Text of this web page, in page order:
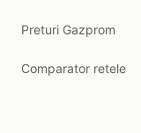
Preturi Gazprom
Comparator retele